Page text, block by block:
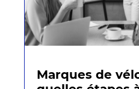
Marques de